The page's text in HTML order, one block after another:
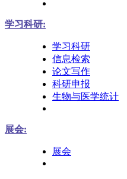
学习科研:
学习科研
信息检索
论文写作
科研申报
生物与医学统计
展会:
展会